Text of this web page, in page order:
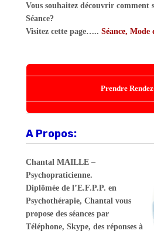
Vous souhaitez découvrir comment
Séance?
Visitez cette page…..Séance, Mode
Prendre
A Propos:
Chantal MAILLE –
Psychopraticienne.
Diplômée de l’E.F.P.P. en
Psychothérapie, Chantal vous
propose des séances par
Téléphone, Skype, des réponses à